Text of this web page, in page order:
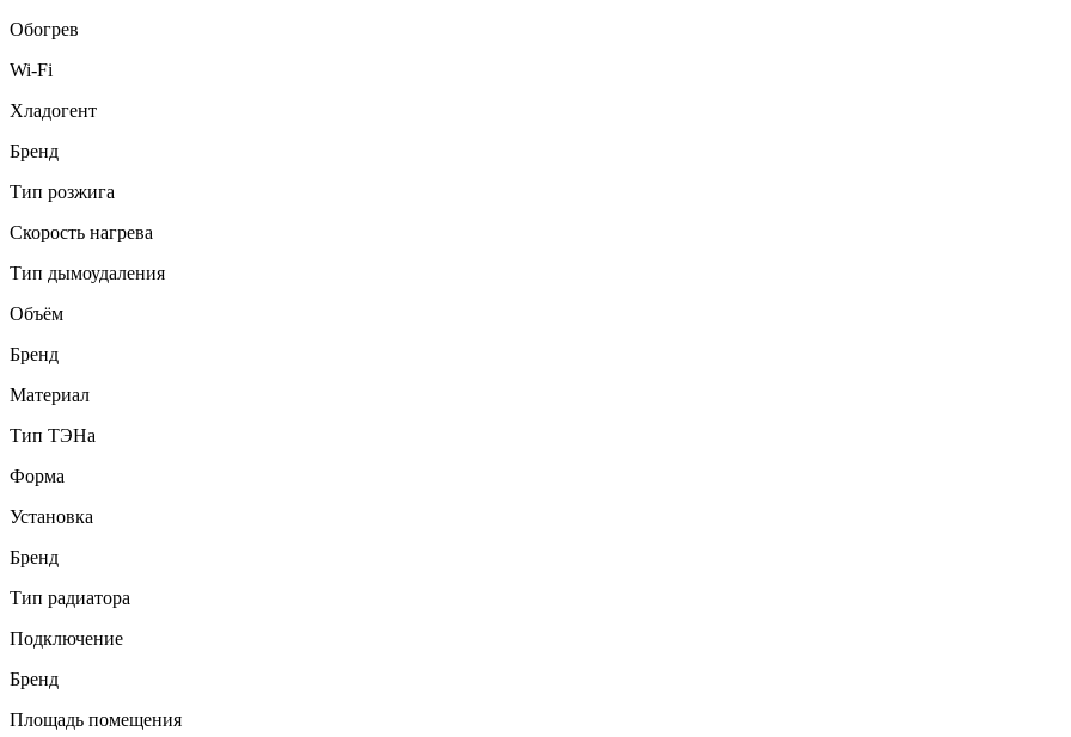
Обогрев
Wi-Fi
Хладогент
Бренд
Тип розжига
Скорость нагрева
Тип дымоудаления
Объём
Бренд
Материал
Тип ТЭНа
Форма
Установка
Бренд
Тип радиатора
Подключение
Бренд
Площадь помещения